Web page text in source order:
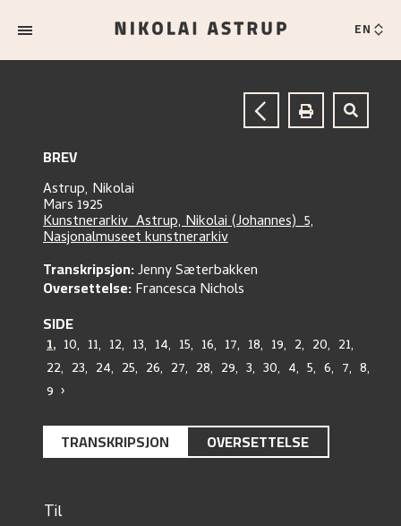
EN
BREV
Astrup, Nikolai
Mars 1925
Kunstnerarkiv_Astrup, Nikolai (Johannes)_5,
Nasjonalmuseet kunstnerarkiv
Transkripsjon:Jenny Sæterbakken
Oversettelse:Francesca Nichols
SIDE
1, 10, 11, 12, 13, 14, 15, 16, 17, 18, 19, 2, 20, 21,
22, 23, 24, 25, 26, 27, 28, 29, 3, 30, 4, 5, 6, 7, 8,
9 ›
TRANSKRIPSJON OVERSETTELSE
Til